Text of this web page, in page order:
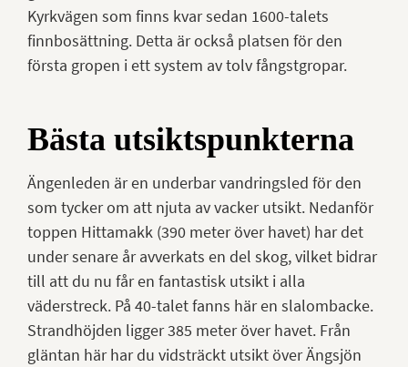
Kyrkvägen som finns kvar sedan 1600-talets
finnbosättning. Detta är också platsen för den
första gropen i ett system av tolv fångstgropar.
Bästa utsiktspunkterna
Ängenleden är en underbar vandringsled för den
som tycker om att njuta av vacker utsikt. Nedanför
toppen Hittamakk (390 meter över havet) har det
under senare år avverkats en del skog, vilket bidrar
till att du nu får en fantastisk utsikt i alla
väderstreck. På 40-talet fanns här en slalombacke.
Strandhöjden ligger 385 meter över havet. Från
gläntan här har du vidsträckt utsikt över Ängsjön